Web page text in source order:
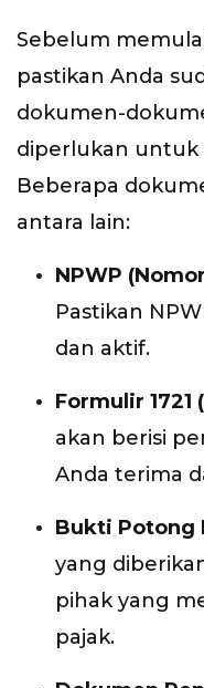
Sebelum
pastikan Anda
dokumen-
diperlukan untuk
Beberapa
antara lain:
NPWP
Pastikan
dan aktif.
Formulir 1721
akan berisi
Anda terima
Bukti Potong
yang
pihak yang
pajak.